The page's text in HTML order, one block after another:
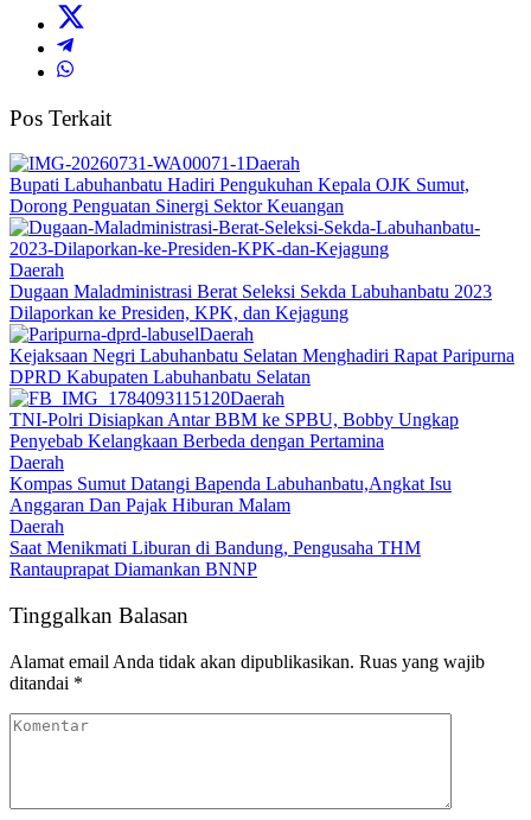
Pos Terkait
Daerah
Bupati Labuhanbatu Hadiri Pengukuhan Kepala OJK Sumut,
Dorong Penguatan Sinergi Sektor Keuangan
Daerah
Dugaan Maladministrasi Berat Seleksi Sekda Labuhanbatu 2023
Dilaporkan ke Presiden, KPK, dan Kejagung
Daerah
Kejaksaan Negri Labuhanbatu Selatan Menghadiri Rapat Paripurna
DPRD Kabupaten Labuhanbatu Selatan
Daerah
TNI-Polri Disiapkan Antar BBM ke SPBU, Bobby Ungkap
Penyebab Kelangkaan Berbeda dengan Pertamina
Daerah
Kompas Sumut Datangi Bapenda Labuhanbatu,Angkat Isu
Anggaran Dan Pajak Hiburan Malam
Daerah
Saat Menikmati Liburan di Bandung, Pengusaha THM
Rantauprapat Diamankan BNNP
Tinggalkan Balasan
Alamat email Anda tidak akan dipublikasikan. Ruas yang wajib
ditandai *